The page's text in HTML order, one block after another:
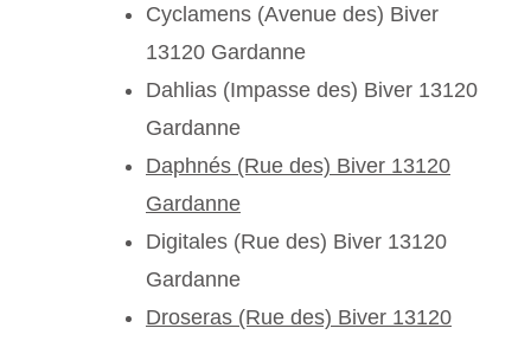
Cyclamens (Avenue des) Biver
13120 Gardanne
Dahlias (Impasse des) Biver 13120
Gardanne
Daphnés (Rue des) Biver 13120
Gardanne
Digitales (Rue des) Biver 13120
Gardanne
Droseras (Rue des) Biver 13120